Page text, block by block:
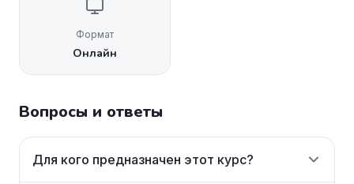
Формат
Онлайн
Вопросы и ответы
Для кого предназначен этот курс?